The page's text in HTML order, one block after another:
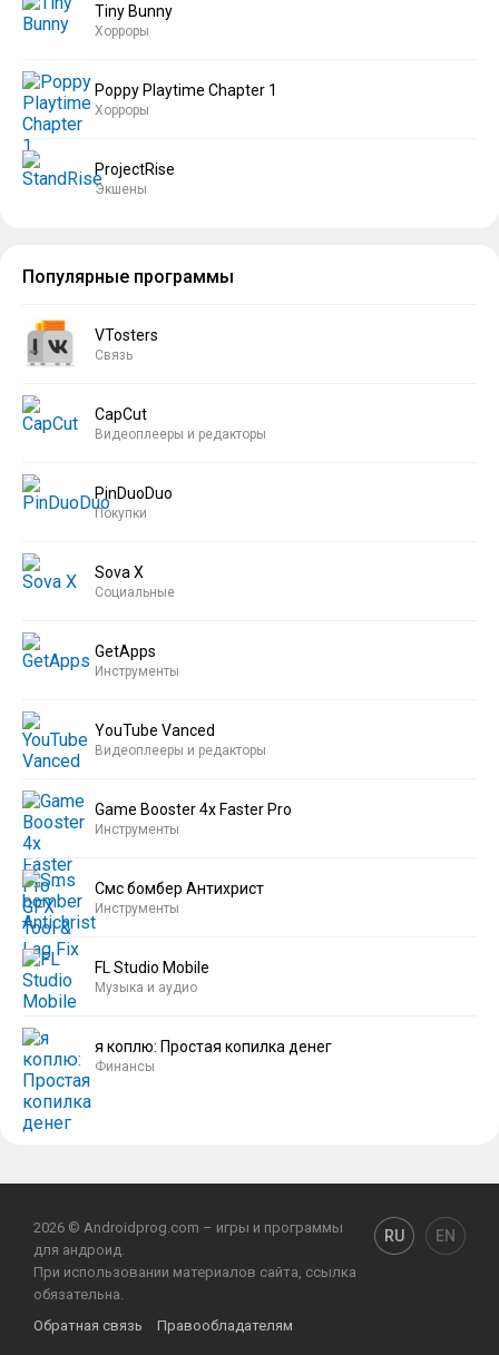
Tiny Bunny
Хорроры
Poppy Playtime Chapter 1
Хорроры
ProjectRise
Экшены
Популярные программы
VTosters
Связь
CapCut
Видеоплееры и редакторы
PinDuoDuo
Покупки
Sova X
Социальные
GetApps
Инструменты
YouTube Vanced
Видеоплееры и редакторы
Game Booster 4x Faster Pro
Инструменты
Смс бомбер Антихрист
Инструменты
FL Studio Mobile
Музыка и аудио
я коплю: Простая копилка денег
Финансы
2026 © Androidprog.com – игры и программы
для андроид.
При использовании материалов сайта, ссылка
обязательна.
Обратная связь
Правообладателям
RU EN